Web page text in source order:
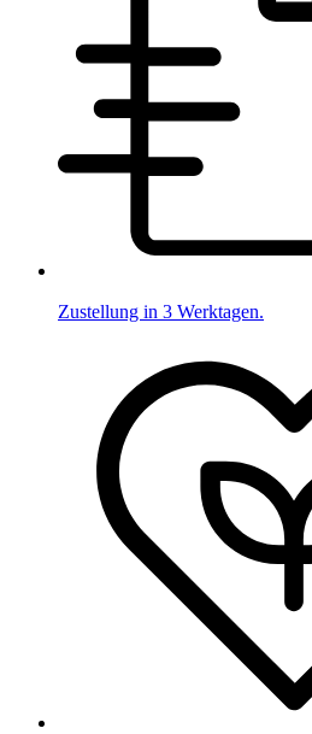
Zustellung in 3 Werktagen.